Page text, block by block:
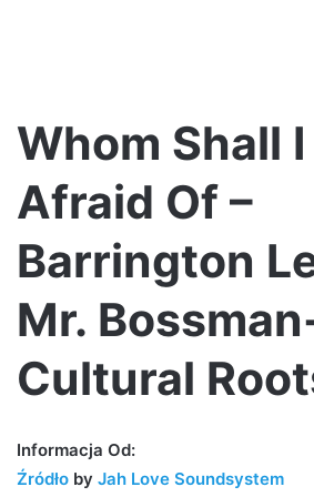
Whom Shall I
Afraid Of –
Barrington
Mr.
Cultural
Informacja Od:
Źródło by Jah Love Soundsystem